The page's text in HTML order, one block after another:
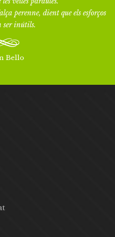
perenne, dient que els esforços
ser inútils.
Bello